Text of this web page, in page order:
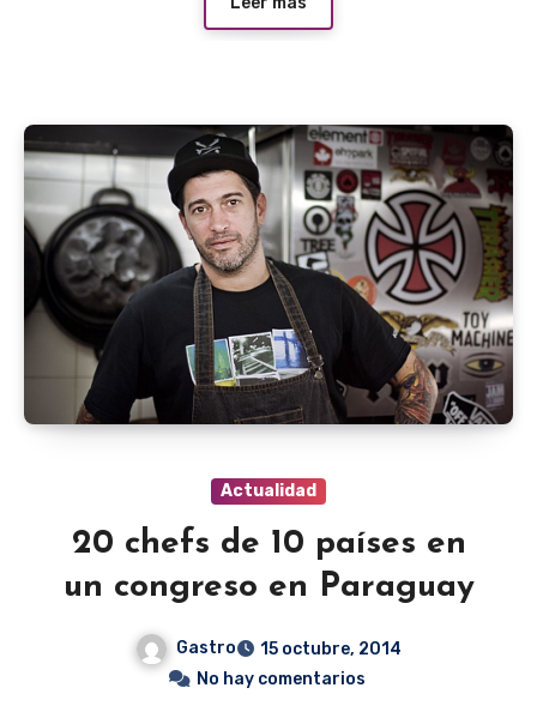
Actualidad
20 chefs de 10 países en
un congreso en Paraguay
Gastro
15 octubre, 2014
No hay comentarios